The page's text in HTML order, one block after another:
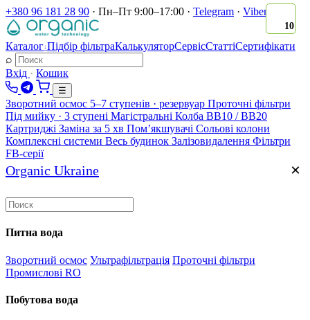
+380 96 181 28 90 · Пн–Пт 9:00–17:00 · Telegram · Viber
Каталог↓Підбір фільтраКалькуляторСервісСтаттіСертифікати
⌕
Вхід · Кошик
☰
Зворотний осмос 5–7 ступенів · резервуар Проточні фільтри
Під мийку · 3 ступені Магістральні Колба BB10 / BB20
Картриджі Заміна за 5 хв Помʼякшувачі Сольові колони
Комплексні системи Весь будинок Залізовидалення Фільтри
FB-серії
Organic Ukraine ×
Питна вода
Зворотний осмос Ультрафільтрація Проточні фільтри
Промислові RO
Побутова вода
10